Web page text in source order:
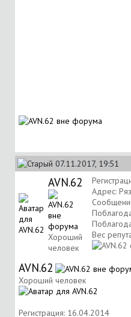
07.11.2017, 19:51
AVN.62
Хороший
человек
Адрес:
Вес
AVN.62
Хороший человек
Регистрация: 16.04.2014